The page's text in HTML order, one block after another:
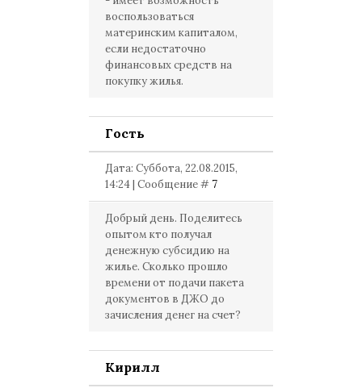
воспользоваться
материнским капиталом,
если недостаточно
финансовых средств на
покупку жилья.
Гость
Дата: Суббота, 22.08.2015,
14:24 | Сообщение # 7
Добрый день. Поделитесь
опытом кто получал
денежную субсидию на
жилье. Сколько прошло
времени от подачи пакета
документов в ДЖО до
зачисления денег на счет?
Кирилл